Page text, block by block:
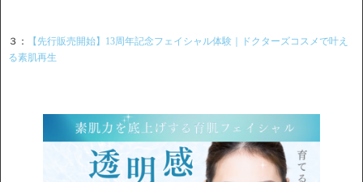
３：
【先行販売開始】13周年記念フェイシャル体験｜ドクターズコスメで叶え
る素肌再生